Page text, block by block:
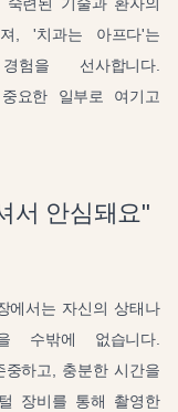
, '치과는 아프다'는
을 선사합니다.
요한 일부로 여기고
서 안심돼요"
에서는 자신의 상태나
수밖에 없습니다.
하고, 충분한 시간을
장비를 통해 촬영한